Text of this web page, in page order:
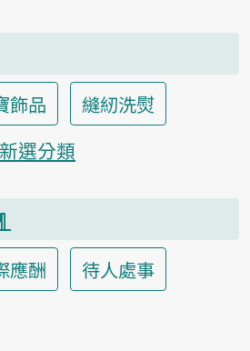
飾品
縫紉洗熨
選分類
應酬
待人處事